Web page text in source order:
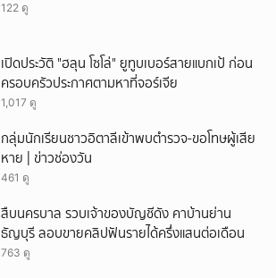
122 ดู
เปิดประวัติ "ฮลุน โซโล่" ยูทูบเบอร์สายแบกเป้ ก่อน
ครอบครัวประกาศตามหาที่จอร์เจีย
1,017 ดู
กลุ่มนักเรียนชาวอิตาลีเข้าพบตำรวจ-ขอโทษผู้เสีย
หาย | ข่าวช่องวัน
461 ดู
สืบนครบาล รวบเจ้าของบัญชีดัง คาบ้านย่าน
ธัญบุรี ลอบขายคลิปฟันรายได้ครึ่งแสนต่อเดือน
763 ดู